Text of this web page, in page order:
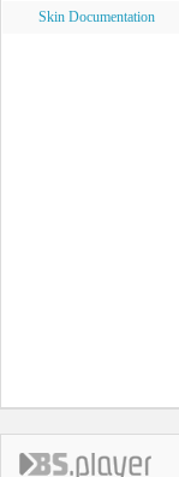
Skin Documentation